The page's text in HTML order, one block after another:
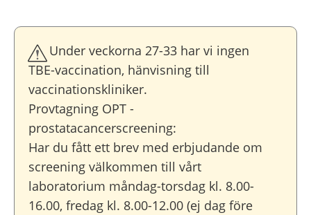
Under veckorna 27-33 har vi ingen
TBE-vaccination, hänvisning till
vaccinationskliniker.
Provtagning OPT -
prostatacancerscreening:
Har du fått ett brev med erbjudande om
screening välkommen till vårt
laboratorium måndag-torsdag kl. 8.00-
16.00, fredag kl. 8.00-12.00 (ej dag före